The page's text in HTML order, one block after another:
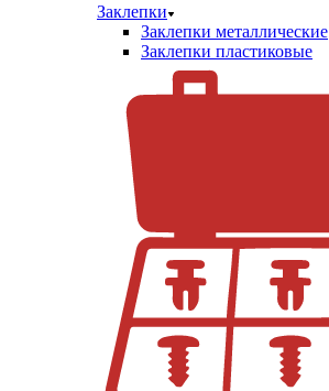
Заклепки
Заклепки металлические
Заклепки пластиковые